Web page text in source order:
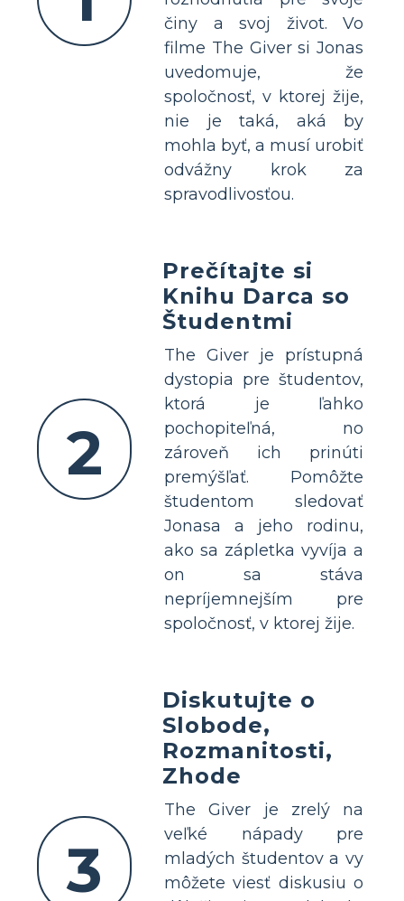
činy a svoj život. Vo
filme The Giver si Jonas
uvedomuje, že
spoločnosť, v ktorej žije,
nie je taká, aká by
mohla byť, a musí urobiť
odvážny krok za
spravodlivosťou.
2
Prečítajte si
Knihu Darca so
Študentmi
The Giver je prístupná
dystopia pre študentov,
ktorá je ľahko
pochopiteľná, no
zároveň ich prinúti
premýšľať. Pomôžte
študentom sledovať
Jonasa a jeho rodinu,
ako sa zápletka vyvíja a
on sa stáva
nepríjemnejším pre
spoločnosť, v ktorej žije.
3
Diskutujte o
Slobode,
Rozmanitosti,
Zhode
The Giver je zrelý na
veľké nápady pre
mladých študentov a vy
môžete viesť diskusiu o